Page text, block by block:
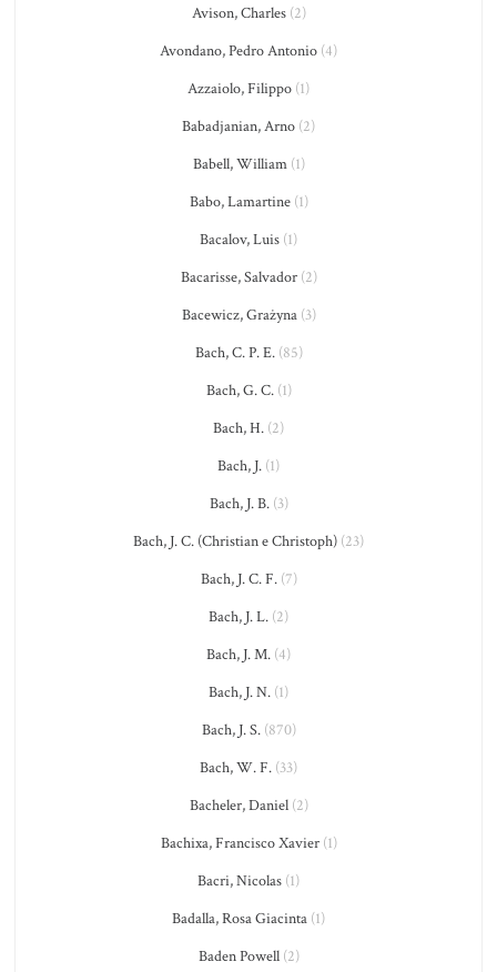
Avison, Charles(2)
Avondano, Pedro Antonio (4)
Azzaiolo, Filippo (1)
Babadjanian, Arno (2)
Babell, William(1)
Babo, Lamartine(1)
Bacalov, Luis (1)
Bacarisse, Salvador(2)
Bacewicz, Grażyna(3)
Bach, C. P. E.(85)
Bach, G. C.(1)
Bach, H. (2)
Bach, J. (1)
Bach, J. B.(3)
Bach, J. C. (Christian e Christoph) (23)
Bach, J. C. F.(7)
Bach, J. L. (2)
Bach, J. M. (4)
Bach, J. N. (1)
Bach, J. S.(870)
Bach, W. F. (33)
Bacheler, Daniel(2)
Bachixa, Francisco Xavier(1)
Bacri, Nicolas (1)
Badalla, Rosa Giacinta (1)
Baden Powell(2)